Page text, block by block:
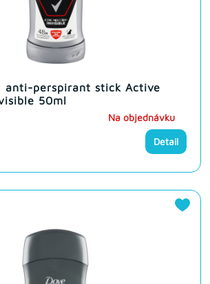
anti-perspirant stick Active
50ml
Na objednávku
Detail